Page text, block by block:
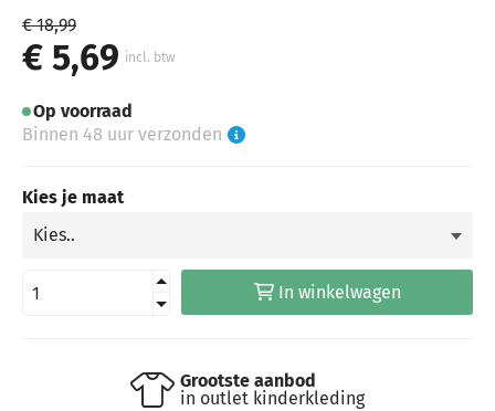
€ 18,99
€ 5,69 incl. btw
Op voorraad
Binnen 48 uur verzonden
Kies je maat
In winkelwagen
Grootste aanbod
in outlet kinderkleding